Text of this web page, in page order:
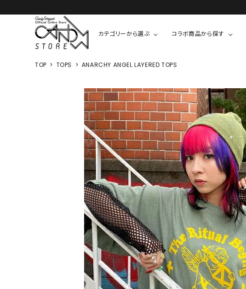
カテゴリーから選ぶ
ALL
SHIRT
BLOUSES
JUMPER SKIRT
PANTS
ALL
PANTS
DENIM
コラボ商品から探す
COOKIE BOY
ちびまる子ちゃん
チャーミーキティ
ウサハナ
クレヨンしんちゃん
HELLO KITTY
TOP TOPS ANARCHY ANGEL LAYERED TOPS